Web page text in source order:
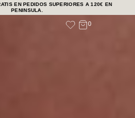
EN PEDIDOS SUPERIORES A 120€ EN
PENINSULA.
0